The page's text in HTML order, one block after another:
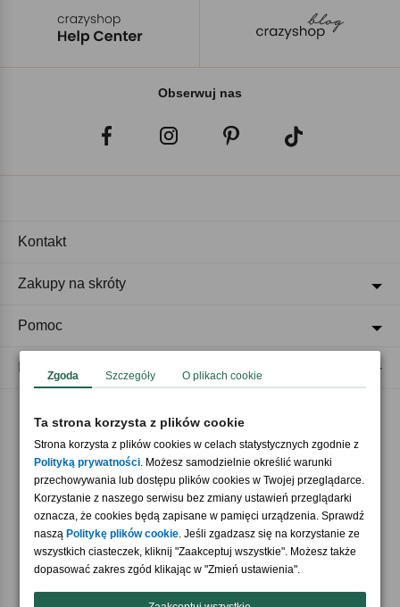
Obserwuj nas
Akceptujemy płatności
Nasi partnerzy
Kontakt
Zakupy na skróty
Pomoc
Regulaminy
Zgoda Szczegóły O plikach cookie
Ta strona korzysta z plików cookie
Strona korzysta z plików cookies w celach statystycznych zgodnie z
Polityką prywatności. Możesz samodzielnie określić warunki
przechowywania lub dostępu plików cookies w Twojej przeglądarce.
Korzystanie z naszego serwisu bez zmiany ustawień przeglądarki
oznacza, że cookies będą zapisane w pamięci urządzenia. Sprawdź
naszą Politykę plików cookie. Jeśli zgadzasz się na korzystanie ze
wszystkich ciasteczek, kliknij "Zaakceptuj wszystkie". Możesz także
dopasować zakres zgód klikając w "Zmień ustawienia".